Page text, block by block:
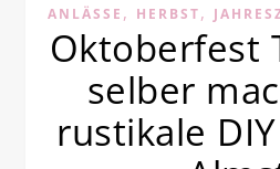
ANLÄSSE , HERBST,
Oktoberfest
selber
rustikale